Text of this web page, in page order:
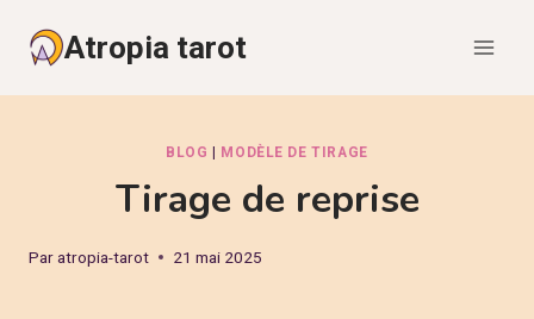
Atropia tarot
BLOG MODÈLE DE TIRAGE
Tirage de reprise
Paratropia-tarot 21 mai 2025